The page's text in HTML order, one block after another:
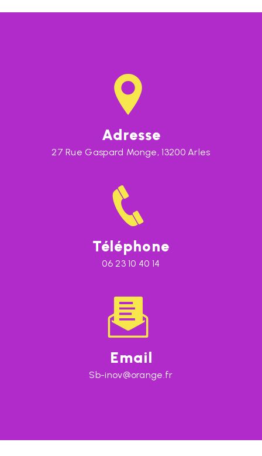
Adresse
27 Rue Gaspard Monge, 13200 Arles
Téléphone
06 23 10 40 14
Email
sb-inov@orange.fr